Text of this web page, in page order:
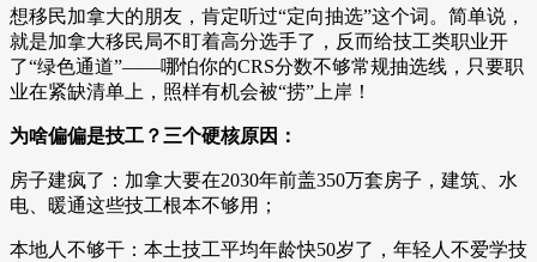
想移民加拿大的朋友，肯定听过“定向抽选”这个词。简单说，
就是加拿大移民局不盯着高分选手了，反而给技工类职业开
了“绿色通道”——哪怕你的CRS分数不够常规抽选线，只要职
业在紧缺清单上，照样有机会被“捞”上岸！
为啥偏偏是技工？三个硬核原因：
房子建疯了：加拿大要在2030年前盖350万套房子，建筑、水
电、暖通这些技工根本不够用；
本地人不够干：本土技工平均年龄快50岁了，年轻人不爱学技